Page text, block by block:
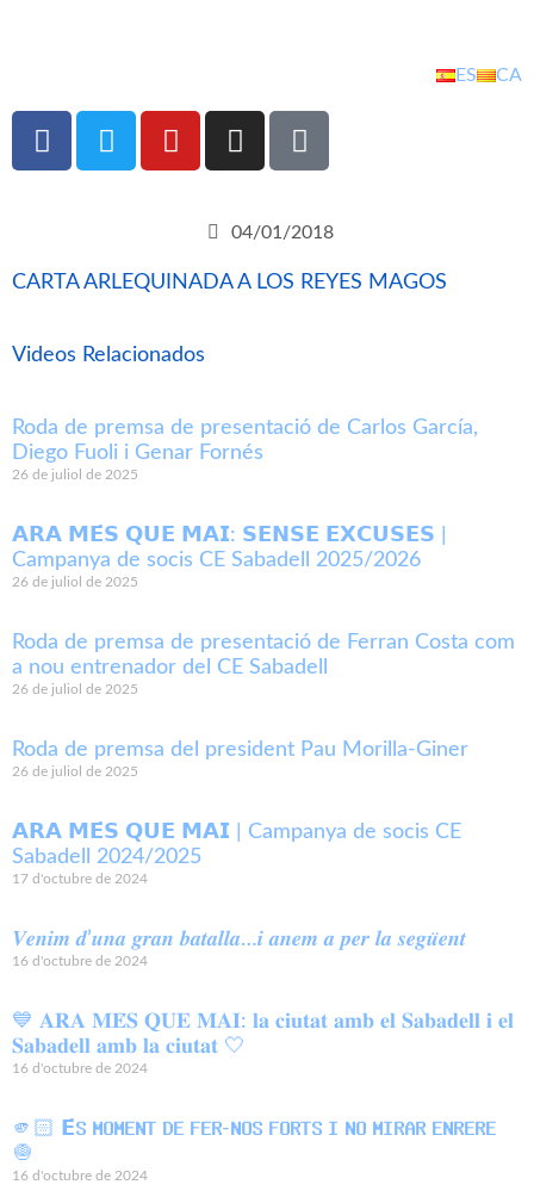
ES CA
04/01/2018
CARTA ARLEQUINADA A LOS REYES MAGOS
Videos Relacionados
Roda de premsa de presentació de Carlos García,
Diego Fuoli i Genar Fornés
26 de juliol de 2025
𝗔𝗥𝗔 𝗠𝗘́𝗦 𝗤𝗨𝗘 𝗠𝗔𝗜: 𝗦𝗘𝗡𝗦𝗘 𝗘𝗫𝗖𝗨𝗦𝗘𝗦 |
Campanya de socis CE Sabadell 2025/2026
26 de juliol de 2025
Roda de premsa de presentació de Ferran Costa com
a nou entrenador del CE Sabadell
26 de juliol de 2025
Roda de premsa del president Pau Morilla-Giner
26 de juliol de 2025
𝗔𝗥𝗔 𝗠𝗘́𝗦 𝗤𝗨𝗘 𝗠𝗔𝗜 | Campanya de socis CE
Sabadell 2024/2025
17 d'octubre de 2024
𝑽𝒆𝒏𝒊𝒎 𝒅’𝒖𝒏𝒂 𝒈𝒓𝒂𝒏 𝒃𝒂𝒕𝒂𝒍𝒍𝒂…𝒊 𝒂𝒏𝒆𝒎 𝒂 𝒑𝒆𝒓 𝒍𝒂 𝒔𝒆𝒈𝒖̈𝒆𝒏𝒕
16 d'octubre de 2024
💙 𝐀𝐑𝐀 𝐌𝐄́𝐒 𝐐𝐔𝐄 𝐌𝐀𝐈: 𝐥𝐚 𝐜𝐢𝐮𝐭𝐚𝐭 𝐚𝐦𝐛 𝐞𝐥 𝐒𝐚𝐛𝐚𝐝𝐞𝐥𝐥 𝐢 𝐞𝐥
𝐒𝐚𝐛𝐚𝐝𝐞𝐥𝐥 𝐚𝐦𝐛 𝐥𝐚 𝐜𝐢𝐮𝐭𝐚𝐭 🤍
16 d'octubre de 2024
🫵🏻 𝗘́𝗦 𝗠𝗢𝗠𝗘𝗡𝗧 𝗗𝗘 𝗙𝗘𝗥-𝗡𝗢𝗦 𝗙𝗢𝗥𝗧𝗦 𝗜 𝗡𝗢 𝗠𝗜𝗥𝗔𝗥 𝗘𝗡𝗥𝗘𝗥𝗘
🧅
16 d'octubre de 2024